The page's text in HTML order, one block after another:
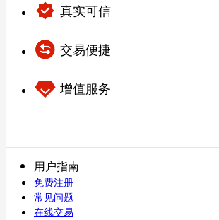
真实可信
交易便捷
增值服务
用户指南
免费注册
常见问题
在线交易